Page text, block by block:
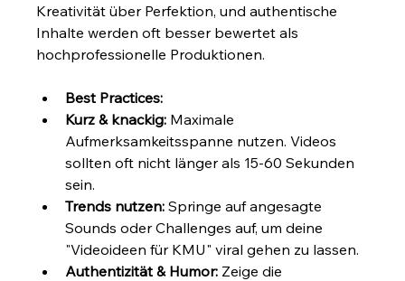
Kreativität über Perfektion, und authentische
Inhalte werden oft besser bewertet als
hochprofessionelle Produktionen.
Best Practices:
Kurz & knackig: Maximale
Aufmerksamkeitsspanne nutzen. Videos
sollten oft nicht länger als 15-60 Sekunden
sein.
Trends nutzen: Springe auf angesagte
Sounds oder Challenges auf, um deine
"Videoideen für KMU" viral gehen zu lassen.
Authentizität & Humor: Zeige die